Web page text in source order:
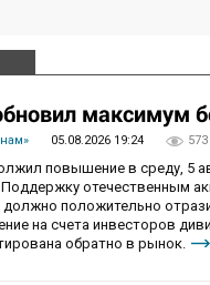
максимум
05.08.2026 19:24 573
повышение в среду, 5
отечественным
должно положительно
на счета инвесторов
обратно в рынок.